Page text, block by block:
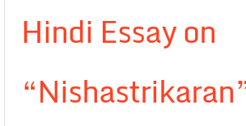
Hindi Essay on